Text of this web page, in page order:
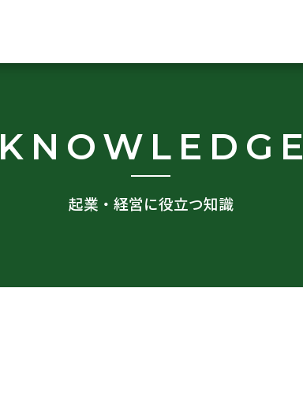
KNOWLEDGE
起業・経営に役立つ知識